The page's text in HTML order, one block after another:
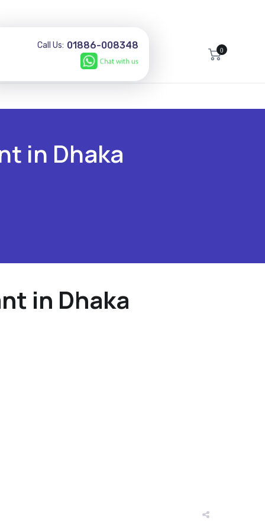
Call Us: 01886-008348 0
in Dhaka
in Dhaka